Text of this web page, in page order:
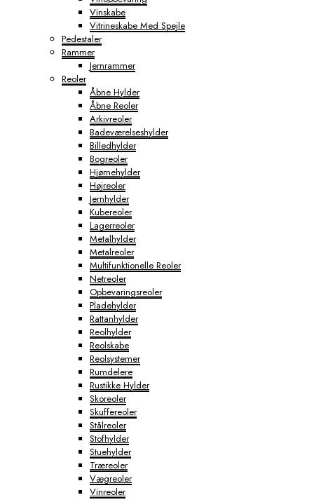
Vinskabe
Vitrineskabe Med Spejle
Pedestaler
Rammer
Jernrammer
Reoler
Åbne Hylder
Åbne Reoler
Arkivreoler
Badeværelseshylder
Billedhylder
Bogreoler
Hjørnehylder
Højreoler
Jernhylder
Kubereoler
Lagerreoler
Metalhylder
Metalreoler
Multifunktionelle Reoler
Netreoler
Opbevaringsreoler
Pladehylder
Rattanhylder
Reolhylder
Reolskabe
Reolsystemer
Rumdelere
Rustikke Hylder
Skoreoler
Skuffereoler
Stålreoler
Stofhylder
Stuehylder
Træreoler
Vægreoler
Vinreoler